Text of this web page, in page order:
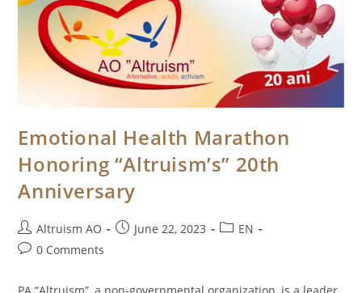
Emotional Health Marathon
Honoring “Altruism’s” 20th
Anniversary
Post
author:
Altruism AO
PostJune 22, 2023
PostEN
Post0 Comments